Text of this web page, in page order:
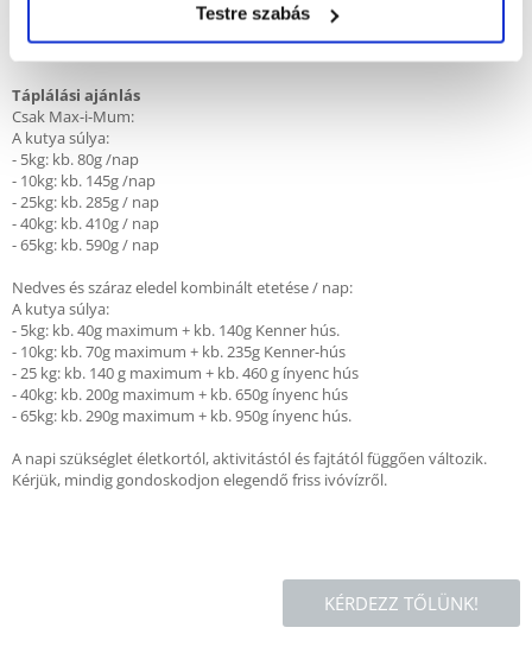
Testre szabás
Táplálási ajánlás
Csak Max-i-Mum:
A kutya súlya:
- 5kg: kb. 80g /nap
- 10kg: kb. 145g /nap
- 25kg: kb. 285g / nap
- 40kg: kb. 410g / nap
- 65kg: kb. 590g / nap
Nedves és száraz eledel kombinált etetése / nap:
A kutya súlya:
- 5kg: kb. 40g maximum + kb. 140g Kenner hús.
- 10kg: kb. 70g maximum + kb. 235g Kenner-hús
- 25 kg: kb. 140 g maximum + kb. 460 g ínyenc hús
- 40kg: kb. 200g maximum + kb. 650g ínyenc hús
- 65kg: kb. 290g maximum + kb. 950g ínyenc hús.
A napi szükséglet életkortól, aktivitástól és fajtától függően változik.
Kérjük, mindig gondoskodjon elegendő friss ivóvízről.
KÉRDEZZ TŐLÜNK!